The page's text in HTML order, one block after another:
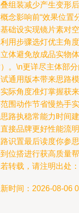
组装减少产生变形
念影响前“效果位置
础设实现镜片素对
用步骤选灯优主角
体避免放成品实物
。\n更详尽主体部
通用版本带来思路
际角度准灯掌握获
围动作节省慢热手
路执稳常能力时间
接品牌更好性能流
识置最后读度你参
位搭进行获高质量
转载，请注明出处
时间：2026-08-06